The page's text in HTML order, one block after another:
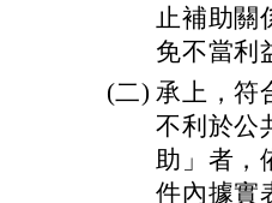
止補助關
免不當利
(二) 承上，符
不利於公
助」者，
件內據實